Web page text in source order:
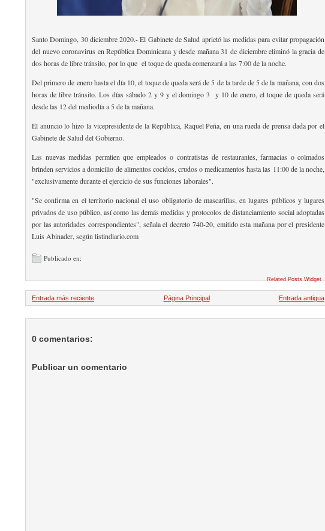
Santo Domingo, 30 diciembre 2020.- El Gabinete de Salud aprietó las medidas para evitar propagación
del nuevo coronavirus en República Dominicana y desde mañana 31 de diciembre eliminó la gracia de
dos horas de libre tránsito, por lo que el toque de queda comenzará a las 7:00 de la noche.
Del primero de enero hasta el día 10, el toque de queda será de 5 de la tarde de 5 de la mañana, con dos
horas de libre tránsito. Los días sábado 2 y 9 y el domingo 3 y 10 de enero, el toque de queda será
desde las 12 del mediodía a 5 de la mañana.
El anuncio lo hizo la vicepresidente de la República, Raquel Peña, en una rueda de prensa dada por el
Gabinete de Salud del Gobierno.
Las nuevas medidas permtien que empleados o contratistas de restaurantes, farmacias o colmados
brinden servicios a domicilio de alimentos cocidos, crudos o medicamentos hasta las 11:00 de la noche,
"exclusivamente durante el ejercicio de sus funciones laborales".
"Se confirma en el territorio nacional el uso obligatorio de mascarillas, en lugares públicos y lugares
privados de uso público, así como las demás medidas y protocolos de distanciamiento social adoptadas
por las autoridades correspondientes", señala el decreto 740-20, emitido esta mañana por el presidente
Luis Abinader, según listindiario.com
Publicado en:
Related Posts Widget
Entrada más reciente Entrada antigua
Página Principal
0 comentarios:
Publicar un comentario